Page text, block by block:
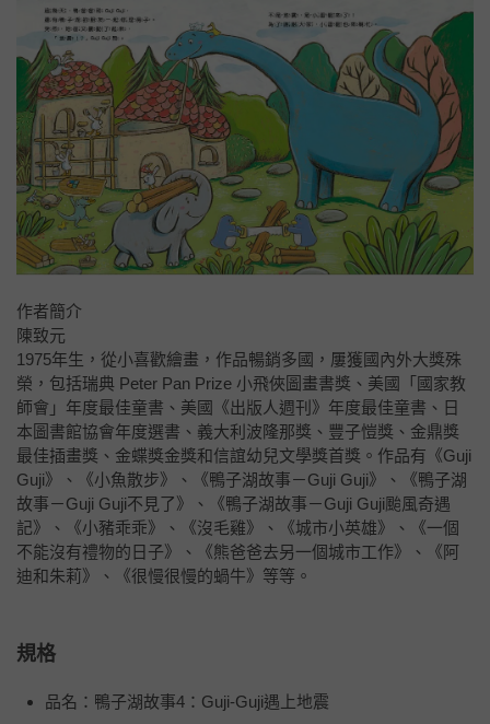
作者簡介
陳致元
1975年生，從小喜歡繪畫，作品暢銷多國，屢獲國內外大獎殊
榮，包括瑞典 Peter Pan Prize 小飛俠圖畫書獎、美國「國家教
師會」年度最佳童書、美國《出版人週刊》年度最佳童書、日
本圖書館協會年度選書、義大利波隆那獎、豐子愷獎、金鼎獎
最佳插畫獎、金蝶獎金獎和信誼幼兒文學獎首獎。作品有《Guji
Guji》、《小魚散步》、《鴨子湖故事－Guji Guji》、《鴨子湖
故事－Guji Guji不見了》、《鴨子湖故事－Guji Guji颱風奇遇
記》、《小豬乖乖》、《沒毛雞》、《城市小英雄》、《一個
不能沒有禮物的日子》、《熊爸爸去另一個城市工作》、《阿
迪和朱莉》、《很慢很慢的蝸牛》等等。
規格
品名：鴨子湖故事4：Guji-Guji遇上地震